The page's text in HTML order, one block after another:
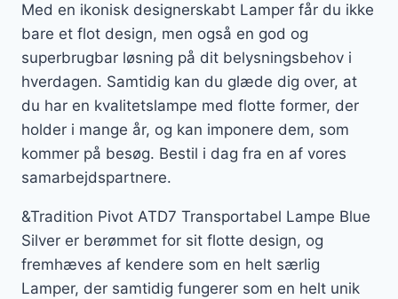
Med en ikonisk designerskabt Lamper får du ikke
bare et flot design, men også en god og
superbrugbar løsning på dit belysningsbehov i
hverdagen. Samtidig kan du glæde dig over, at
du har en kvalitetslampe med flotte former, der
holder i mange år, og kan imponere dem, som
kommer på besøg. Bestil i dag fra en af vores
samarbejdspartnere.
&Tradition Pivot ATD7 Transportabel Lampe Blue
Silver er berømmet for sit flotte design, og
fremhæves af kendere som en helt særlig
Lamper, der samtidig fungerer som en helt unik